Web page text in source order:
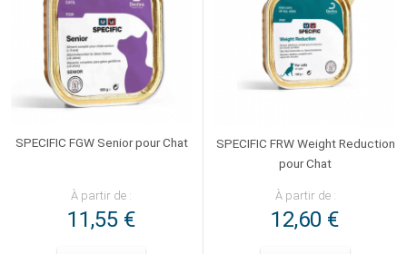
SPECIFIC FGW Senior pour Chat
À partir de :
11,55 €
SPECIFIC FRW Weight Reduction
pour Chat
À partir de :
12,60 €